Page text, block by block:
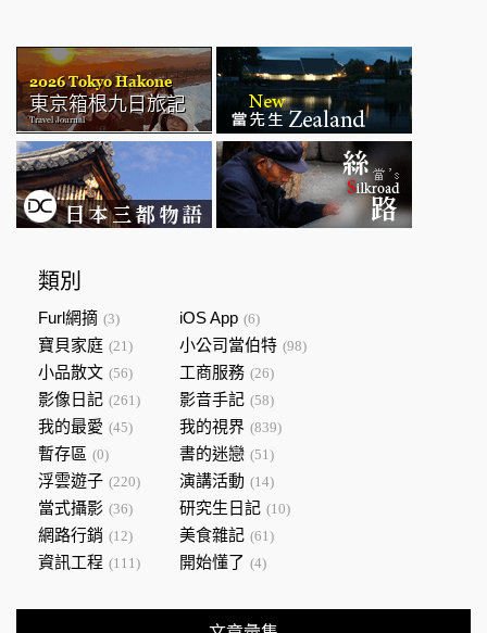
類別
Furl網摘 (3) iOS App (6)
寶貝家庭 (21) 小公司當伯特 (98)
小品散文 (56) 工商服務 (26)
影像日記 (261) 影音手記 (58)
我的最愛 (45) 我的視界 (839)
暫存區 (0) 書的迷戀 (51)
浮雲遊子 (220) 演講活動 (14)
當式攝影 (36) 研究生日記 (10)
網路行銷 (12) 美食雜記 (61)
資訊工程 (111) 開始懂了 (4)